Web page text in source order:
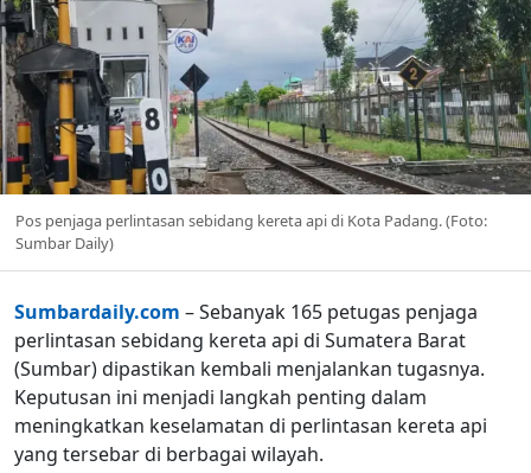
Pos penjaga perlintasan sebidang kereta api di Kota Padang. (Foto:
Sumbar Daily)
Sumbardaily.com – Sebanyak 165 petugas penjaga
perlintasan sebidang kereta api di Sumatera Barat
(Sumbar) dipastikan kembali menjalankan tugasnya.
Keputusan ini menjadi langkah penting dalam
meningkatkan keselamatan di perlintasan kereta api
yang tersebar di berbagai wilayah.